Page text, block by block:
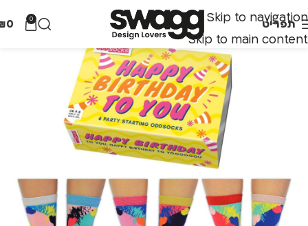
Skip to navigation
Skip to main content
תפריט 0
0